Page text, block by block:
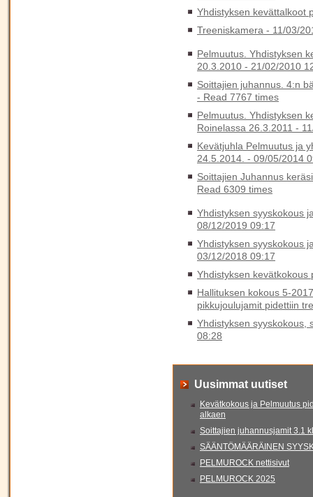
Yhdistyksen kevättalkoot
Treeniskamera - 11/03/
Pelmuutus. Yhdistyksen
20.3.2010 - 21/02/2010
Soittajien juhannus. 4:n
- Read 7767 times
Pelmuutus. Yhdistyksen
Roinelassa 26.3.2011 -
Kevätjuhla Pelmuutus ja
24.5.2014. - 09/05/2014
Soittajien Juhannus
Read 6309 times
Yhdistyksen syyskokous
08/12/2019 09:17
Yhdistyksen syyskokous
03/12/2018 09:17
Yhdistyksen
Hallituksen kokous 5-
pikkujoulujamit pidettiin
Yhdistyksen syyskokous,
08:28
Uusimmat uutiset
Kevätkokous ja Pelmuutus
alkaen
Soittajien juhannusjamit 3.1
SÄÄNTÖMÄÄRÄINEN
PELMUROCK nettisivut
PELMUROCK 2025